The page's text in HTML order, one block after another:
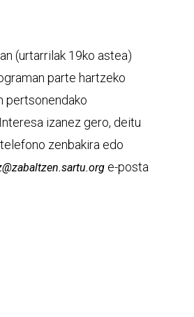
(urtarrilak 19ko astea)
parte hartzeko
pertsonendako
izanez gero, deitu
zenbakira edo
e-posta